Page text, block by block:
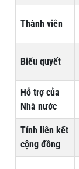
Thành viên
Biểu quyết
Hỗ trợ của
Nhà nước
Tính liên kết
cộng đồng